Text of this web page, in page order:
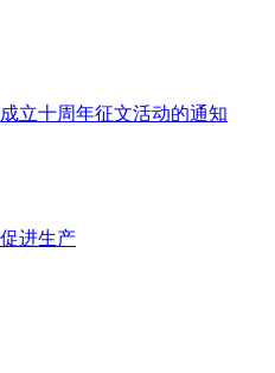
立十周年征文活动的通知
进生产